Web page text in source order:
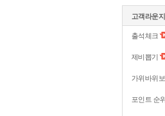
고객라운지
출석체크
제비뽑기
가위바위보
포인트 순위